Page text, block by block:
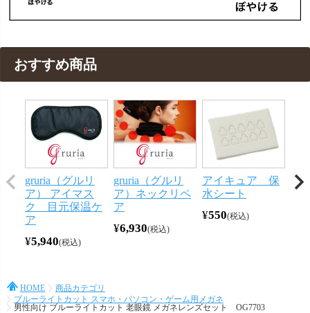
おすすめ商品
gruria（グルリ
ア） アイマス
ク 目元保温ケ
ア
¥5,940 税込
gruria（グルリ
ア）ネックリペ
ア
¥6,930 税込
アイキュア 保
水シート
¥550 税込
メ
ー
HOME
商品カテゴリ
ブルーライトカット スマホ・パソコン・ゲーム用メガネ
男性向け ブルーライトカット 老眼鏡 メガネレンズセット OG7703